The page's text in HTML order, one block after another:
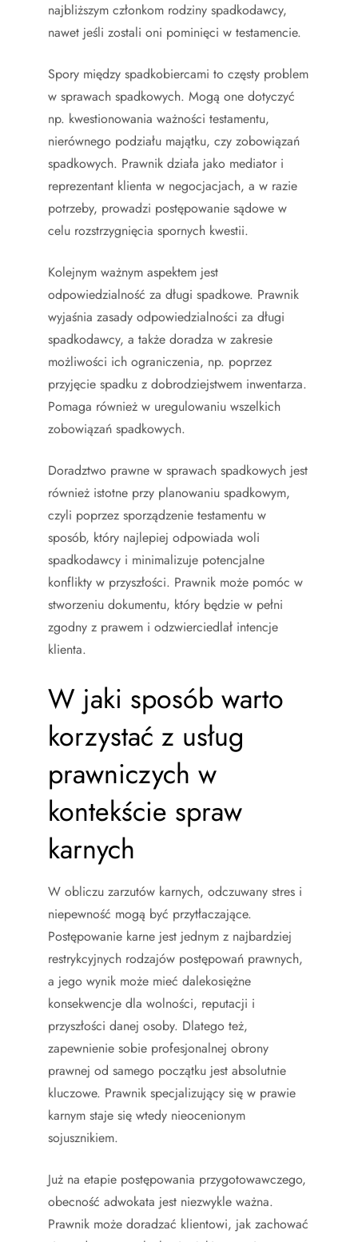
najbliższym członkom rodziny spadkodawcy,
nawet jeśli zostali oni pominięci w testamencie.
Spory między spadkobiercami to częsty problem
w sprawach spadkowych. Mogą one dotyczyć
np. kwestionowania ważności testamentu,
nierównego podziału majątku, czy zobowiązań
spadkowych. Prawnik działa jako mediator i
reprezentant klienta w negocjacjach, a w razie
potrzeby, prowadzi postępowanie sądowe w
celu rozstrzygnięcia spornych kwestii.
Kolejnym ważnym aspektem jest
odpowiedzialność za długi spadkowe. Prawnik
wyjaśnia zasady odpowiedzialności za długi
spadkodawcy, a także doradza w zakresie
możliwości ich ograniczenia, np. poprzez
przyjęcie spadku z dobrodziejstwem inwentarza.
Pomaga również w uregulowaniu wszelkich
zobowiązań spadkowych.
Doradztwo prawne w sprawach spadkowych jest
również istotne przy planowaniu spadkowym,
czyli poprzez sporządzenie testamentu w
sposób, który najlepiej odpowiada woli
spadkodawcy i minimalizuje potencjalne
konflikty w przyszłości. Prawnik może pomóc w
stworzeniu dokumentu, który będzie w pełni
zgodny z prawem i odzwierciedlał intencje
klienta.
W jaki sposób warto
korzystać z usług
prawniczych w
kontekście spraw
karnych
W obliczu zarzutów karnych, odczuwany stres i
niepewność mogą być przytłaczające.
Postępowanie karne jest jednym z najbardziej
restrykcyjnych rodzajów postępowań prawnych,
a jego wynik może mieć dalekosiężne
konsekwencje dla wolności, reputacji i
przyszłości danej osoby. Dlatego też,
zapewnienie sobie profesjonalnej obrony
prawnej od samego początku jest absolutnie
kluczowe. Prawnik specjalizujący się w prawie
karnym staje się wtedy nieocenionym
sojusznikiem.
Już na etapie postępowania przygotowawczego,
obecność adwokata jest niezwykle ważna.
Prawnik może doradzać klientowi, jak zachować